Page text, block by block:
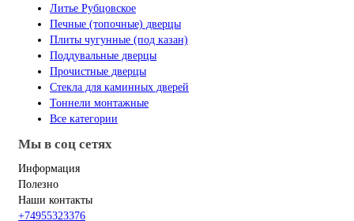
Литье Рубцовское
Печные (топочные) дверцы
Плиты чугунные (под казан)
Поддувальные дверцы
Прочистные дверцы
Стекла для каминных дверей
Тоннели монтажные
Все категории
Мы в соц сетях
Информация
Полезно
Наши контакты
+74955323376